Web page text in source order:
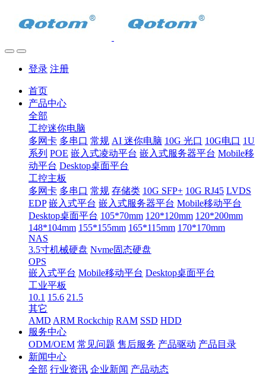
登录 注册
首页
产品中心
全部
工控迷你电脑
多网卡 多串口 常规 AI 迷你电脑 10G 光口 10G电口 1U
系列 POE 嵌入式凌动平台 嵌入式服务器平台 Mobile移
动平台 Desktop桌面平台
工控主板
多网卡 多串口 常规 存储类 10G SFP+ 10G RJ45 LVDS
EDP 嵌入式平台 嵌入式服务器平台 Mobile移动平台
Desktop桌面平台 105*70mm 120*120mm 120*200mm
148*104mm 155*155mm 165*115mm 170*170mm
NAS
3.5寸机械硬盘 Nvme固态硬盘
OPS
嵌入式平台 Mobile移动平台 Desktop桌面平台
工业平板
10.1 15.6 21.5
其它
AMD ARM Rockchip RAM SSD HDD
服务中心
ODM/OEM 常见问题 售后服务 产品驱动 产品目录
新闻中心
全部 行业资讯 企业新闻 产品动态